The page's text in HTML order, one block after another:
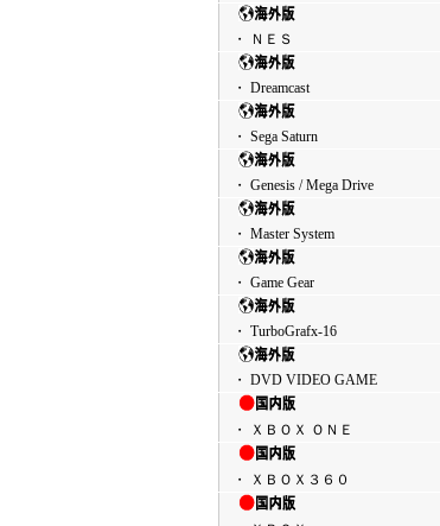
・ ＮＥＳ
・ Dreamcast
・ Sega Saturn
・ Genesis / Mega Drive
・ Master System
・ Game Gear
・ TurboGrafx-16
・ DVD VIDEO GAME
・ ＸＢＯＸ ＯＮＥ
・ ＸＢＯＸ３６０